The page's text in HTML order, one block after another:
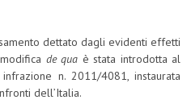
dettato dagli evidenti effetti
de qua è stata introdotta al
n. 2011/4081, instaurata
dell’Italia.